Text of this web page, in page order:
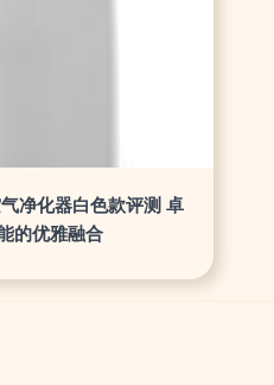
净化器白色款评测 卓
的优雅融合